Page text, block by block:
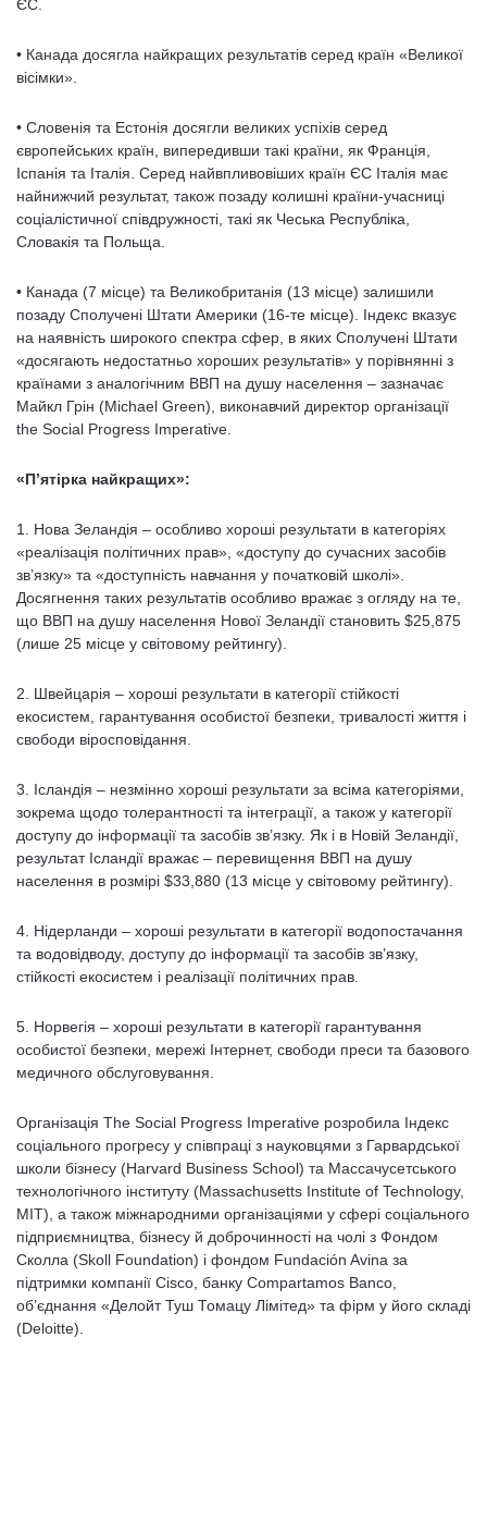
ЄС.
• Канада досягла найкращих результатів серед країн «Великої
вісімки».
• Словенія та Естонія досягли великих успіхів серед
європейських країн, випередивши такі країни, як Франція,
Іспанія та Італія. Серед найвпливовіших країн ЄС Італія має
найнижчий результат, також позаду колишні країни-учасниці
соціалістичної співдружності, такі як Чеська Республіка,
Словакія та Польща.
• Канада (7 місце) та Великобританія (13 місце) залишили
позаду Сполучені Штати Америки (16-те місце). Індекс вказує
на наявність широкого спектра сфер, в яких Сполучені Штати
«досягають недостатньо хороших результатів» у порівнянні з
країнами з аналогічним ВВП на душу населення – зазначає
Майкл Грін (Michael Green), виконавчий директор організації
the Social Progress Imperative.
«П’ятірка найкращих»:
1. Нова Зеландія – особливо хороші результати в категоріях
«реалізація політичних прав», «доступу до сучасних засобів
зв’язку» та «доступність навчання у початковій школі».
Досягнення таких результатів особливо вражає з огляду на те,
що ВВП на душу населення Нової Зеландії становить $25,875
(лише 25 місце у світовому рейтингу).
2. Швейцарія – хороші результати в категорії стійкості
екосистем, гарантування особистої безпеки, тривалості життя і
свободи віросповідання.
3. Ісландія – незмінно хороші результати за всіма категоріями,
зокрема щодо толерантності та інтеграції, а також у категорії
доступу до інформації та засобів зв’язку. Як і в Новій Зеландії,
результат Ісландії вражає – перевищення ВВП на душу
населення в розмірі $33,880 (13 місце у світовому рейтингу).
4. Нідерланди – хороші результати в категорії водопостачання
та водовідводу, доступу до інформації та засобів зв’язку,
стійкості екосистем і реалізації політичних прав.
5. Норвегія – хороші результати в категорії гарантування
особистої безпеки, мережі Інтернет, свободи преси та базового
медичного обслуговування.
Організація The Social Progress Imperative розробила Індекс
соціального прогресу у співпраці з науковцями з Гарвардської
школи бізнесу (Harvard Business School) та Массачусетського
технологічного інституту (Massachusetts Institute of Technology,
MIT), а також міжнародними організаціями у сфері соціального
підприємництва, бізнесу й доброчинності на чолі з Фондом
Сколла (Skoll Foundation) і фондом Fundación Avina за
підтримки компанії Cisco, банку Compartamos Banco,
об’єднання «Делойт Туш Томацу Лімітед» та фірм у його складі
(Deloitte).